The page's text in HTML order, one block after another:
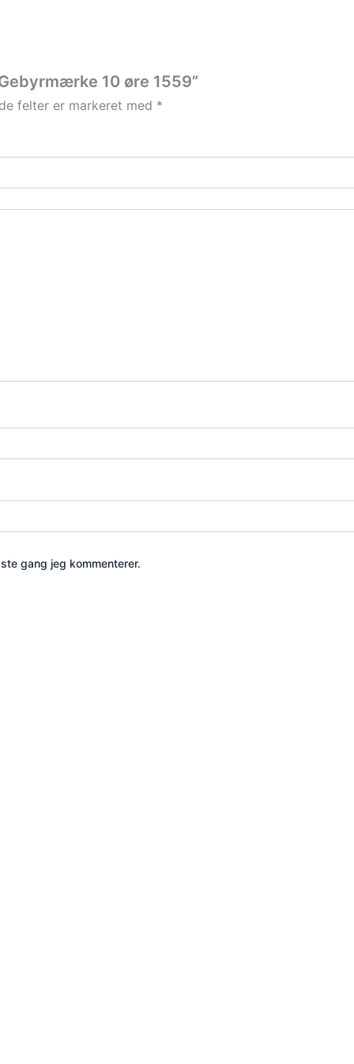
10 øre 1559”
felter er markeret med *
gang jeg kommenterer.